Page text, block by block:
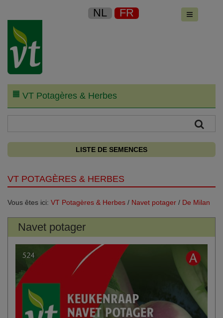
NL FR
VT Potagères & Herbes
LISTE DE SEMENCES
VT POTAGÈRES & HERBES
Vous êtes ici: VT Potagères & Herbes / Navet potager / De Milan
Navet potager